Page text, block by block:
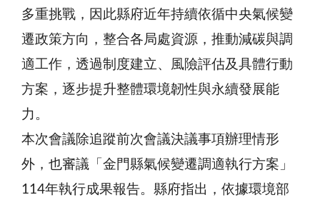
多重挑戰，因此縣府近年持續依循中央氣候變
遷政策方向，整合各局處資源，推動減碳與調
適工作，透過制度建立、風險評估及具體行動
方案，逐步提升整體環境韌性與永續發展能
力。
本次會議除追蹤前次會議決議事項辦理情形
外，也審議「金門縣氣候變遷調適執行方案」
114年執行成果報告。縣府指出，依據環境部